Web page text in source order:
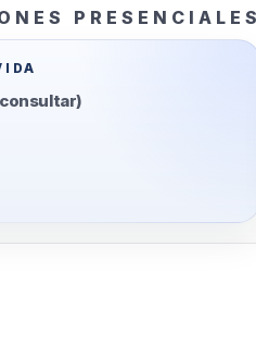
PRESENCIALES